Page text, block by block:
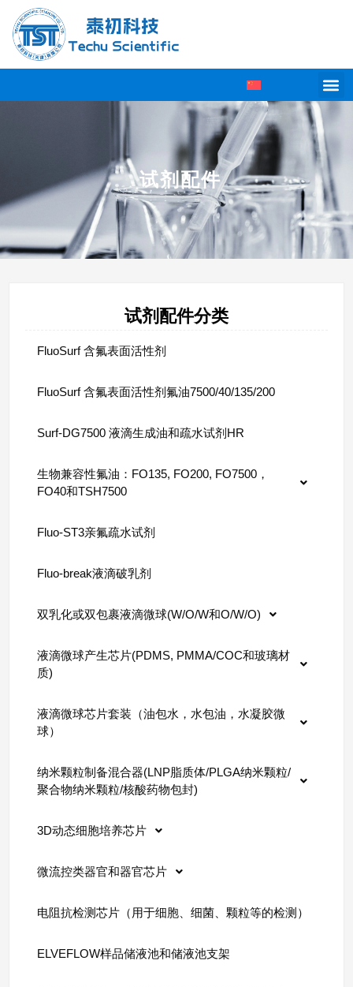
试剂配件
试剂配件分类
FluoSurf 含氟表面活性剂
FluoSurf 含氟表面活性剂氟油7500/40/135/200
Surf-DG7500 液滴生成油和疏水试剂HR
生物兼容性氟油：FO135, FO200, FO7500，
FO40和TSH7500
Fluo-ST3亲氟疏水试剂
Fluo-break液滴破乳剂
双乳化或双包裹液滴微球(W/O/W和O/W/O)
液滴微球产生芯片(PDMS, PMMA/COC和玻璃材
质)
液滴微球芯片套装（油包水，水包油，水凝胶微
球）
纳米颗粒制备混合器(LNP脂质体/PLGA纳米颗粒/
聚合物纳米颗粒/核酸药物包封)
3D动态细胞培养芯片
微流控类器官和器官芯片
电阻抗检测芯片（用于细胞、细菌、颗粒等的检测）
ELVEFLOW样品储液池和储液池支架